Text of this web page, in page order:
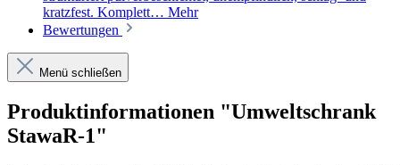
kratzfest. Komplett… Mehr
Bewertungen
Menü schließen
Produktinformationen "Umweltschrank
StawaR-1"